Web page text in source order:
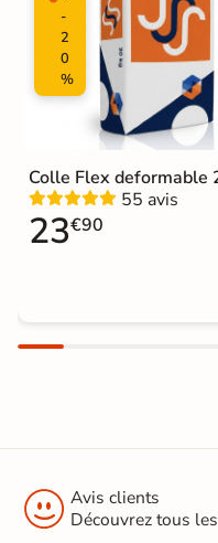
-
2
0
%
Colle Flex deformable
55 avis
23€90
 Avis clients
Découvrez tous